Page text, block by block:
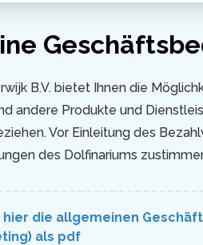
B.V. bietet Ihnen die
andere Produkte und
Vor Einleitung des
des Dolfinariums
hier die allgemeinen
als pdf